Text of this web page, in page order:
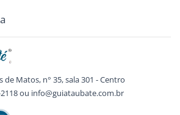
Matos, n° 35, sala 301 - Centro
ou info@guiataubate.com.br